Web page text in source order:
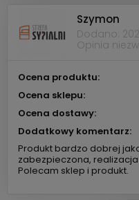
Szymon
Dodano:
Opinia
Ocena produktu:
Ocena sklepu:
Ocena dostawy:
Dodatkowy komentarz:
Produkt bardzo dobrej
zabezpieczona,
Polecam sklep i produkt.